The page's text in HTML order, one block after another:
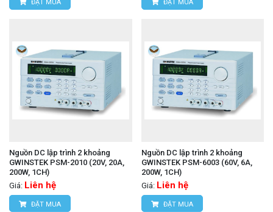
ĐẶT MUA ĐẶT MUA
Nguồn DC lập trình 2 khoảng
GWINSTEK PSM-2010 (20V, 20A,
200W, 1CH)
Giá: Liên hệ
ĐẶT MUA
Nguồn DC lập trình 2 khoảng
GWINSTEK PSM-6003 (60V, 6A,
200W, 1CH)
Giá: Liên hệ
ĐẶT MUA